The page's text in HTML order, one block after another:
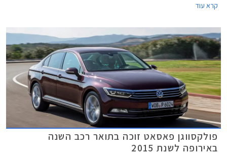
קרא עוד
פולקסווגן פאסאט זוכה בתואר רכב השנה
באירופה לשנת 2015